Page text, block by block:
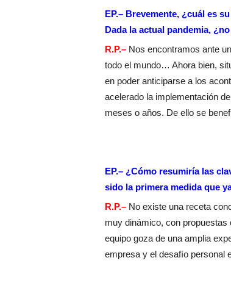
EP.– Brevemente, ¿cuál es
Dada la actual pandemia,
R.P.– Nos encontramos ante
todo el mundo… Ahora bien,
en poder anticiparse a los
acelerado la implementación
meses o años. De ello se
EP.– ¿Cómo resumiría las
sido la primera medida que
R.P.– No existe una receta
muy dinámico, con
equipo goza de una amplia
empresa y el desafío personal